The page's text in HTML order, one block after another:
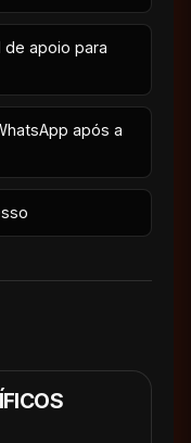
de apoio para
após a